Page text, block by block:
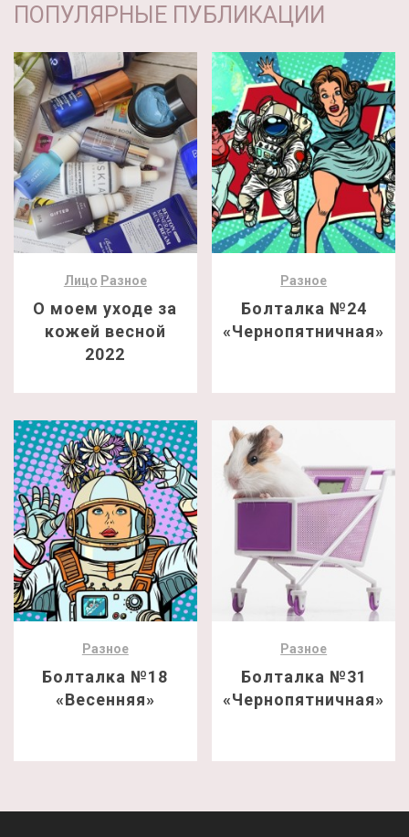
ПОПУЛЯРНЫЕ ПУБЛИКАЦИИ
Лицо Разное
О моем уходе за
кожей весной
2022
Разное
Болталка №24
«Чернопятничная»
Разное
Болталка №18
«Весенняя»
Разное
Болталка №31
«Чернопятничная»